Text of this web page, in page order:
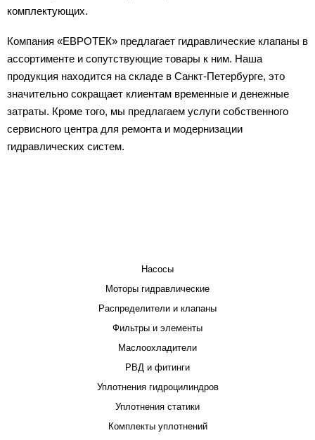
комплектующих.
Компания «ЕВРОТЕК» предлагает гидравлические клапаны в
ассортименте и сопутствующие товары к ним. Наша
продукция находится на складе в Санкт-Петербурге, это
значительно сокращает клиентам временные и денежные
затраты. Кроме того, мы предлагаем услуги собственного
сервисного центра для ремонта и модернизации
гидравлических систем.
Насосы
Моторы гидравлические
Распределители и клапаны
Фильтры и элементы
Маслоохладители
РВД и фитинги
Уплотнения гидроцилиндров
Уплотнения статики
Комплекты уплотнений